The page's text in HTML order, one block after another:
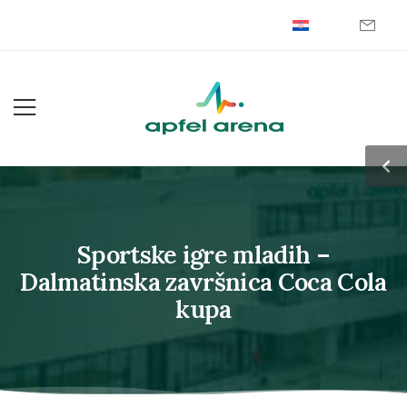
Sportske igre mladih –
Dalmatinska završnica Coca Cola
kupa